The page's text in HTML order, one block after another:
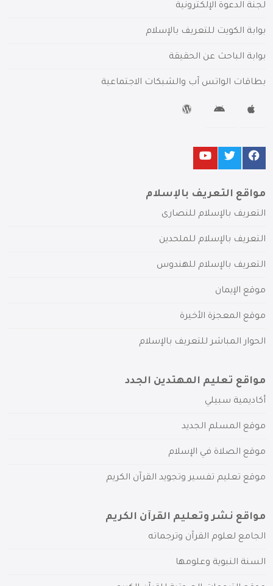
لجنة الدعوة الإلكترونية
بوابة الكويت للتعريف بالإسلام
بوابة الباحث عن الحقيقة
بطاقات الواتس آب والشبكات الاجتماعية
مواقع التعريف بالإسلام
التعريف بالإسلام للنصارى
التعريف بالإسلام للملحدين
التعريف بالإسلام للهندوس
موقع الإيمان
موقع المعجزة الأخيرة
الحوار المباشر للتعريف بالإسلام
مواقع تعليم المهتدين الجدد
أكاديمية سبيلي
موقع المسلم الجديد
موقع الصلاة في الإسلام
موقع تعليم تفسير وتجويد القرآن الكريم
مواقع نشر وتعليم القرآن الكريم
الجامع لعلوم القرآن وترجماته
السنة النبوية وعلومها